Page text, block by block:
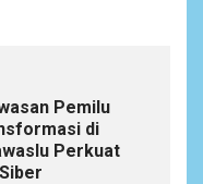
Pemilu
di
Perkuat